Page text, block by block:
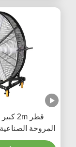
قطر 2m كبير الحجم
الصناعية المحمولة
الصناعية الخارجية